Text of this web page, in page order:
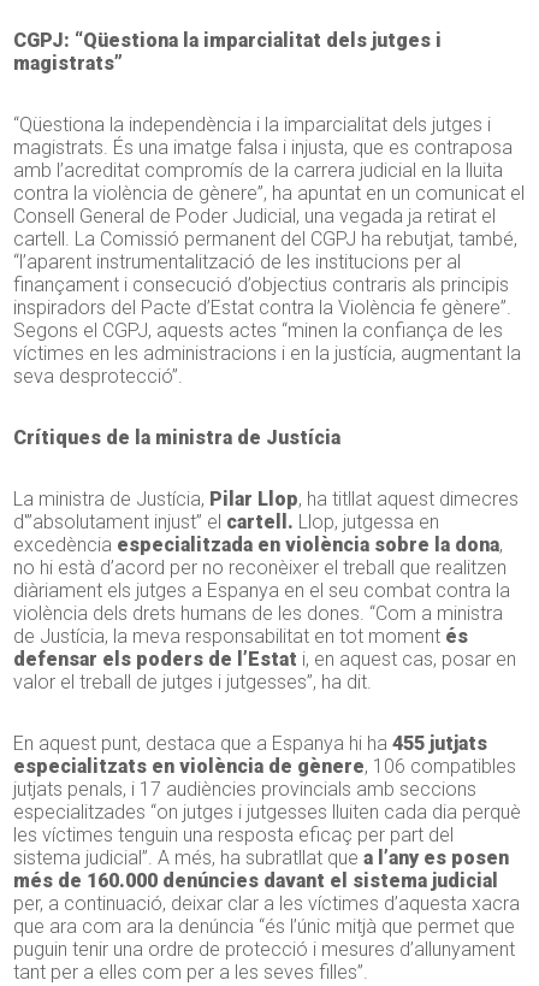
CGPJ: “Qüestiona la imparcialitat dels jutges i
magistrats”
“Qüestiona la independència i la imparcialitat dels jutges i
magistrats. És una imatge falsa i injusta, que es contraposa
amb l’acreditat compromís de la carrera judicial en la lluita
contra la violència de gènere”, ha apuntat en un comunicat el
Consell General de Poder Judicial, una vegada ja retirat el
cartell. La Comissió permanent del CGPJ ha rebutjat, també,
“l’aparent instrumentalització de les institucions per al
finançament i consecució d’objectius contraris als principis
inspiradors del Pacte d’Estat contra la Violència fe gènere”.
Segons el CGPJ, aquests actes “minen la confiança de les
víctimes en les administracions i en la justícia, augmentant la
seva desprotecció”.
Crítiques de la ministra de Justícia
La ministra de Justícia, Pilar Llop, ha titllat aquest dimecres
d'”absolutament injust” el cartell. Llop, jutgessa en
excedència especialitzada en violència sobre la dona,
no hi està d’acord per no reconèixer el treball que realitzen
diàriament els jutges a Espanya en el seu combat contra la
violència dels drets humans de les dones. “Com a ministra
de Justícia, la meva responsabilitat en tot moment és
defensar els poders de l’Estat i, en aquest cas, posar en
valor el treball de jutges i jutgesses”, ha dit.
En aquest punt, destaca que a Espanya hi ha455 jutjats
especialitzats en violència de gènere, 106 compatibles
jutjats penals, i 17 audiències provincials amb seccions
especialitzades “on jutges i jutgesses lluiten cada dia perquè
les víctimes tenguin una resposta eficaç per part del
sistema judicial”. A més, ha subratllat quea l’any es posen
més de 160.000 denúncies davant el sistema judicial
per, a continuació, deixar clar a les víctimes d’aquesta xacra
que ara com ara la denúncia “és l’únic mitjà que permet que
puguin tenir una ordre de protecció i mesures d’allunyament
tant per a elles com per a les seves filles”.